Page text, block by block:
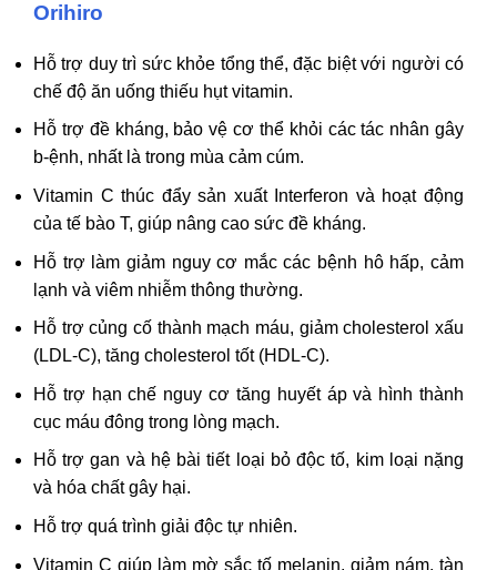
Orihiro
Hỗ trợ duy trì sức khỏe tổng thể, đặc biệt với người có
chế độ ăn uống thiếu hụt vitamin.
Hỗ trợ đề kháng, bảo vệ cơ thể khỏi các tác nhân gây
b-ệnh, nhất là trong mùa cảm cúm.
Vitamin C thúc đẩy sản xuất Interferon và hoạt động
của tế bào T, giúp nâng cao sức đề kháng.
Hỗ trợ làm giảm nguy cơ mắc các bệnh hô hấp, cảm
lạnh và viêm nhiễm thông thường.
Hỗ trợ củng cố thành mạch máu, giảm cholesterol xấu
(LDL-C), tăng cholesterol tốt (HDL-C).
Hỗ trợ hạn chế nguy cơ tăng huyết áp và hình thành
cục máu đông trong lòng mạch.
Hỗ trợ gan và hệ bài tiết loại bỏ độc tố, kim loại nặng
và hóa chất gây hại.
Hỗ trợ quá trình giải độc tự nhiên.
Vitamin C giúp làm mờ sắc tố melanin, giảm nám, tàn